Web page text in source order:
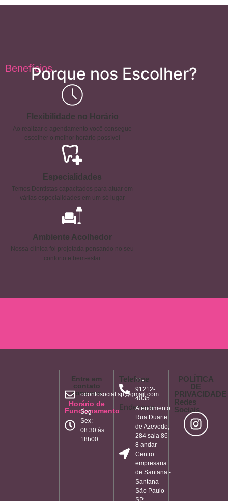
BenefíciosPorque nos Escolher?
Flexibilidade no Horário
Ao realizar o agendamento você consegue
escolher o melhor horário possível
Especialidades
Temos Dentistas capacitados para atuar em
várias especialidades em um só lugar
Ambiente Acolhedor
Nossa clínica foi projetada pensando no seu
conforto e bem-estar
Entre em
contato
conosco
odontosocial.sp@gmail.com
Horário de
Funcionamento
Seg -
Sex:
08:30 às
18h00
Telefone
11-
91212-
4035
Endereço
Atendimento:
Rua Duarte
de Azevedo,
284 sala 86
8 andar
Centro
empresaria
de Santana -
Santana -
São Paulo
POLÍTICA
DE
PRIVACIDADE
Redes
Sociais